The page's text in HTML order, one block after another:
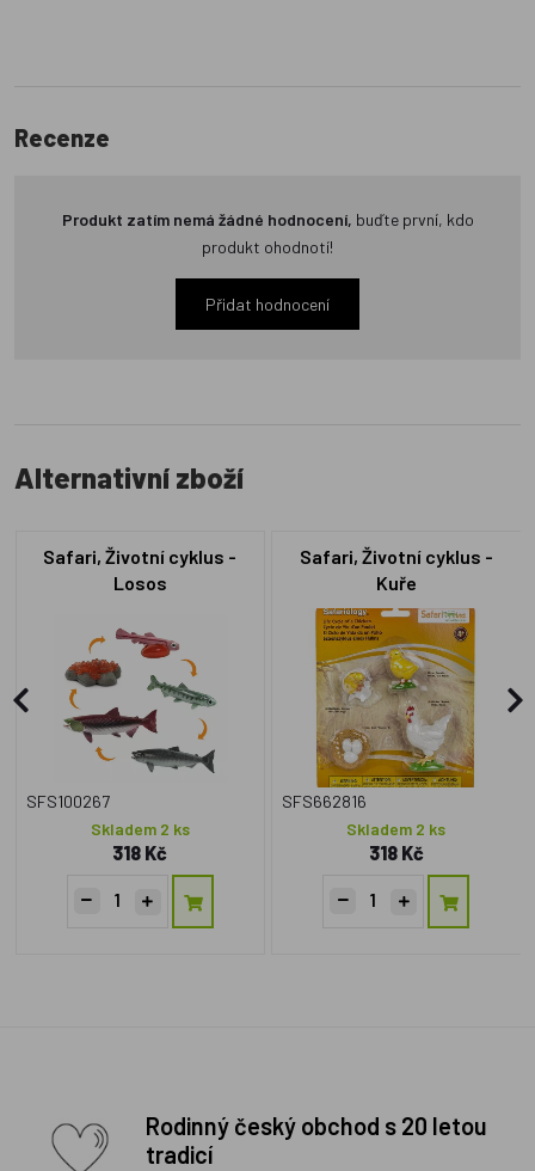
Recenze
Produkt zatím nemá žádné hodnocení, buďte první, kdo
produkt ohodnotí!
Přidat hodnocení
Alternativní zboží
Safari, Životní cyklus -
Losos
SFS100267
Skladem 2 ks
318 Kč
Safari, Životní cyklus -
Kuře
SFS662816
Skladem 2 ks
318 Kč
Rodinný český obchod s 20 letou
tradicí